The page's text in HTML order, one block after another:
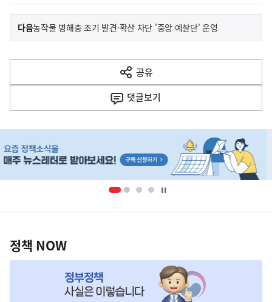
이
전
다
음
다음기
사
농작물 병해충 조기 발견·확산 차단 '중앙 예찰단' 운영
공유
열
기
댓글보기
단
영
책
NOW,
정책 NOW